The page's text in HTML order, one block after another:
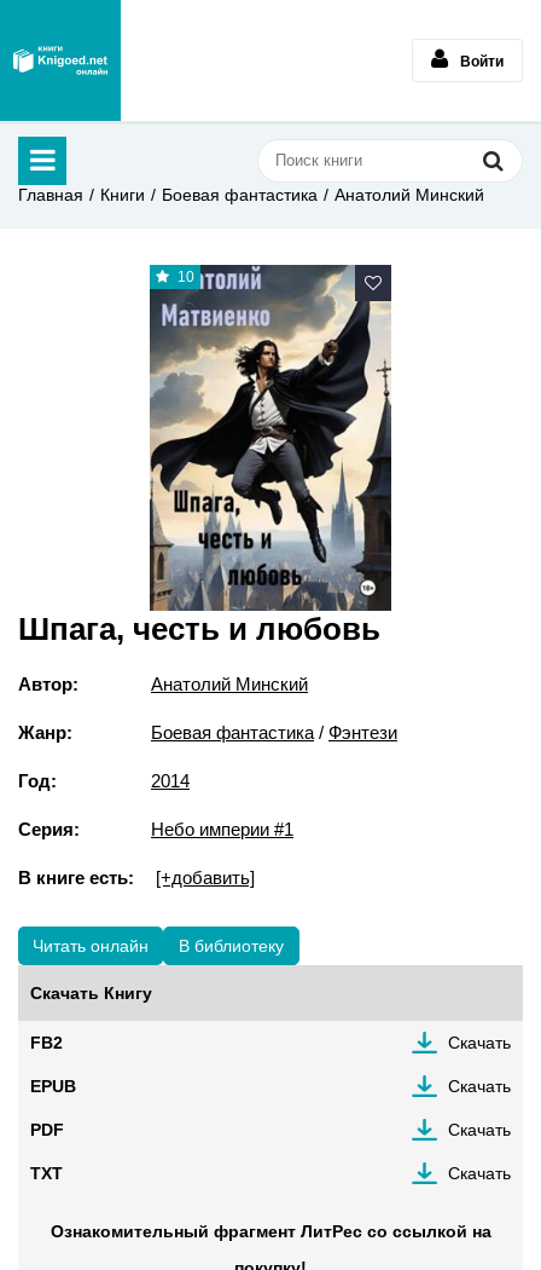
Войти
Главная Книги Боевая фантастика Анатолий Минский
10
Шпага, честь и любовь
Автор: Анатолий Минский
Жанр: Боевая фантастика / Фэнтези
Год: 2014
Серия: Небо империи #1
В книге есть: [+добавить]
Читать онлайн В библиотеку
Скачать Книгу
FB2 Скачать
EPUB Скачать
PDF Скачать
TXT Скачать
Ознакомительный фрагмент ЛитРес со ссылкой на